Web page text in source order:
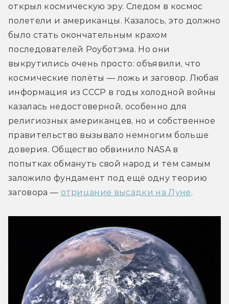
открыл космическую эру. Следом в космос
полетели и американцы. Казалось, это должно
было стать окончательным крахом
последователей Роуботэма. Но они
выкрутились очень просто: объявили, что
космические полёты — ложь и заговор. Любая
информация из СССР в годы холодной войны
казалась недостоверной, особенно для
религиозных американцев, но и собственное
правительство вызывало немногим больше
доверия. Общество обвинило NASA в
попытках обмануть свой народ и тем самым
заложило фундамент под ещё одну теорию
заговора — отрицание высадки на Луне.